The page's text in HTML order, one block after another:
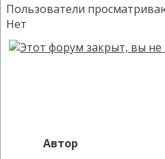
Пользователи
Нет
Автор